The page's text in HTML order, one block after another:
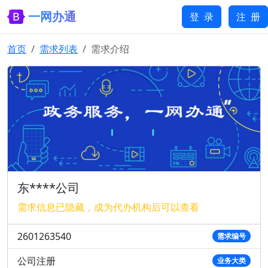
一网办通 登 录 注 册
首页 需求列表 需求介绍
东****公司
需求信息已隐藏，成为代办机构后可以查看
2601263540 需求编号
公司注册 业务大类